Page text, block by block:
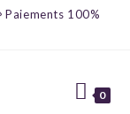
Paiements 100%
0